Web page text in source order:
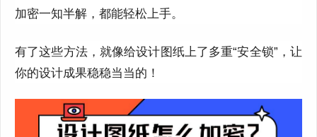
加密一知半解，都能轻松上手。
有了这些方法，就像给设计图纸上了多重“安全锁”，让
你的设计成果稳稳当当的！